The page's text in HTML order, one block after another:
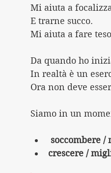
Mi aiuta a
E trarne succo.
Mi aiuta a fare
Da quando ho
In realtà è un
Ora non deve
Siamo in un
soccombere /
crescere /